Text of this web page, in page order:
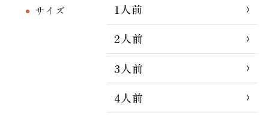
サイズ
1人前
2人前
3人前
4人前